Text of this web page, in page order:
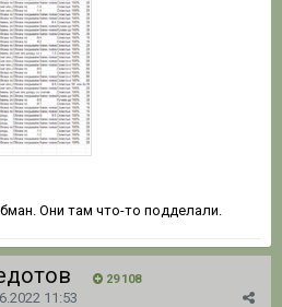
Они там что-то подделали.
29 108
11:53